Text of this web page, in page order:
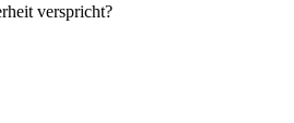
verspricht?